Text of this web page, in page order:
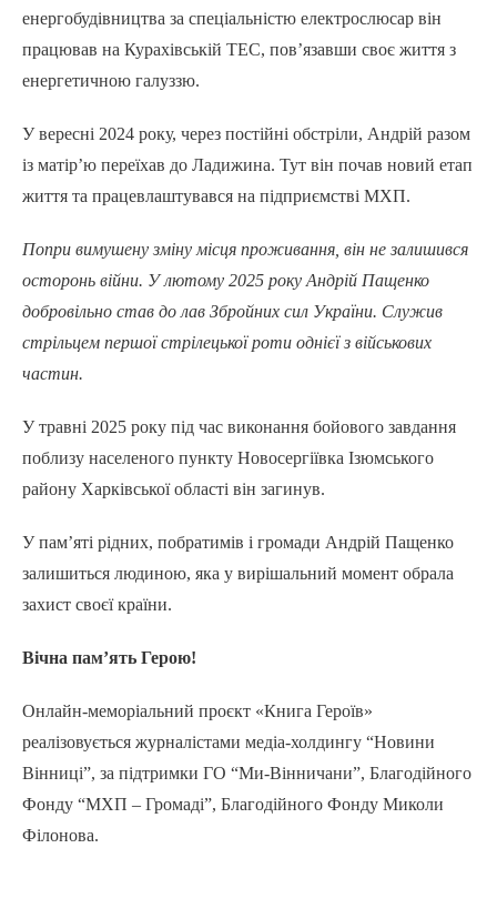
енергобудівництва за спеціальністю електрослюсар він
працював на Курахівській ТЕС, пов’язавши своє життя з
енергетичною галуззю.
У вересні 2024 року, через постійні обстріли, Андрій разом
із матір’ю переїхав до Ладижина. Тут він почав новий етап
життя та працевлаштувався на підприємстві МХП.
Попри вимушену зміну місця проживання, він не залишився
осторонь війни. У лютому 2025 року Андрій Пащенко
добровільно став до лав Збройних сил України. Служив
стрільцем першої стрілецької роти однієї з військових
частин.
У травні 2025 року під час виконання бойового завдання
поблизу населеного пункту Новосергіївка Ізюмського
району Харківської області він загинув.
У пам’яті рідних, побратимів і громади Андрій Пащенко
залишиться людиною, яка у вирішальний момент обрала
захист своєї країни.
Вічна пам’ять Герою!
Онлайн-меморіальний проєкт «Книга Героїв»
реалізовується журналістами медіа-холдингу “Новини
Вінниці”, за підтримки ГО “Ми-Вінничани”, Благодійного
Фонду “МХП – Громаді”, Благодійного Фонду Миколи
Філонова.